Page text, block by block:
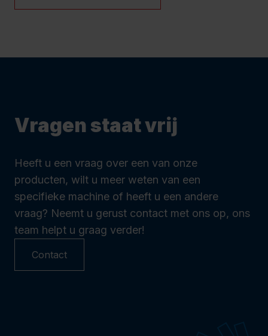
Vragen staat vrij
Heeft u een vraag over een van onze
producten, wilt u meer weten van een
specifieke machine of heeft u een andere
vraag? Neemt u gerust contact met ons op, ons
team helpt u graag verder!
Contact